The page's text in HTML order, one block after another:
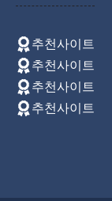
추천사이트
추천사이트
추천사이트
추천사이트